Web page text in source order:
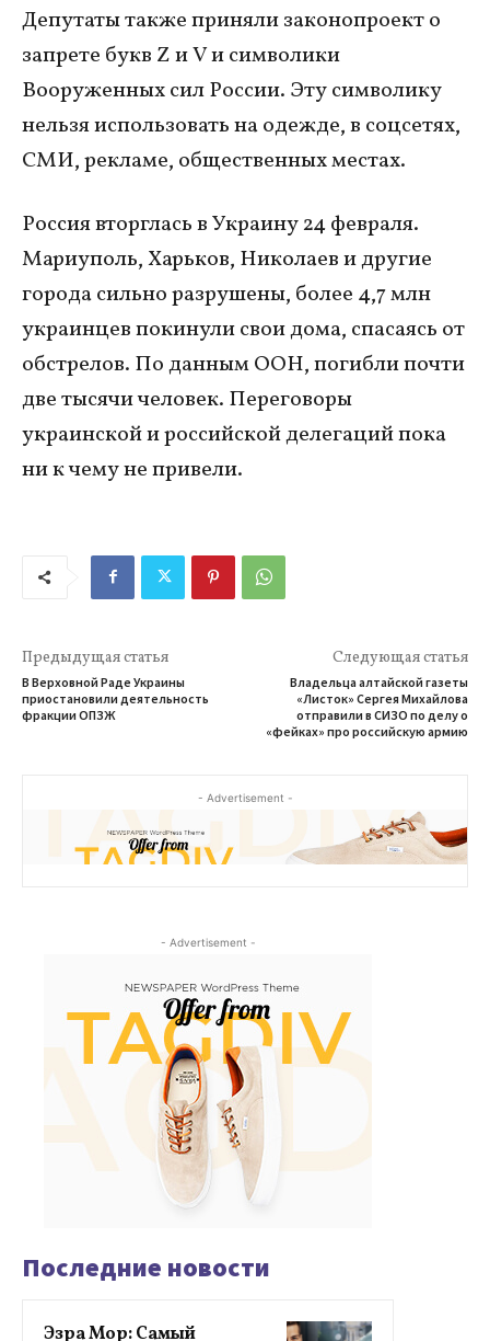
Депутаты также приняли законопроект о
запрете букв Z и V и символики
Вооруженных сил России. Эту символику
нельзя использовать на одежде, в соцсетях,
СМИ, рекламе, общественных местах.
Россия вторглась в Украину 24 февраля.
Мариуполь, Харьков, Николаев и другие
города сильно разрушены, более 4,7 млн
украинцев покинули свои дома, спасаясь от
обстрелов. По данным ООН, погибли почти
две тысячи человек. Переговоры
украинской и российской делегаций пока
ни к чему не привели.
Предыдущая статья
В Верховной Раде Украины
приостановили деятельность
фракции ОПЗЖ
Следующая статья
Владельца алтайской газеты
«Листок» Сергея Михайлова
отправили в СИЗО по делу о
«фейках» про российскую армию
- Advertisement -
- Advertisement -
Последние новости
Эзра Мор: Самый